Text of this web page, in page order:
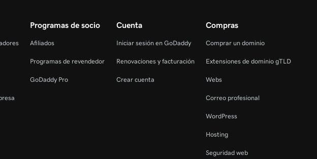
Programas de socio
Afiliados
Programas de revendedor
GoDaddy Pro
Cuenta
Iniciar sesión en GoDaddy
Renovaciones y facturación
Crear cuenta
Compras
Comprar un dominio
Extensiones de dominio gTLD
Webs
Correo profesional
WordPress
Hosting
Seguridad web